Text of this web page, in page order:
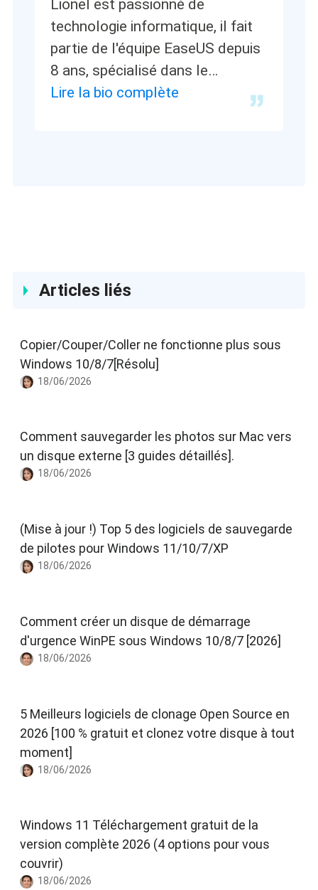
Lionel est passionné de
technologie informatique, il fait
partie de l'équipe EaseUS depuis
8 ans, spécialisé dans le
domaine de la récupération de
Lire la bio complète
Articles liés
Copier/Couper/Coller ne fonctionne plus sous
Windows 10/8/7[Résolu]
18/06/2026
Comment sauvegarder les photos sur Mac vers
un disque externe [3 guides détaillés].
18/06/2026
(Mise à jour !) Top 5 des logiciels de sauvegarde
de pilotes pour Windows 11/10/7/XP
18/06/2026
Comment créer un disque de démarrage
d'urgence WinPE sous Windows 10/8/7 [2026]
18/06/2026
5 Meilleurs logiciels de clonage Open Source en
2026 [100 % gratuit et clonez votre disque à tout
moment]
18/06/2026
Windows 11 Téléchargement gratuit de la
version complète 2026 (4 options pour vous
couvrir)
18/06/2026